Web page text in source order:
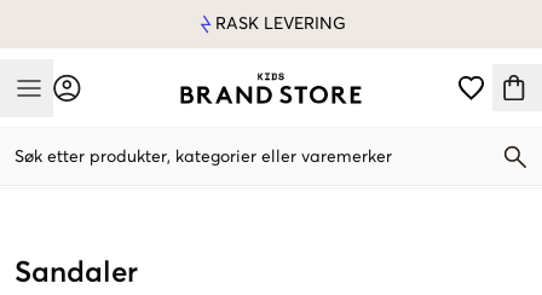
RASK LEVERING
Mobile Menu
Søk etter produkter, kategorier eller varemerker
Sandaler